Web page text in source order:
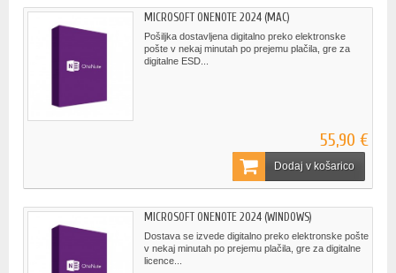
MICROSOFT ONENOTE 2024 (MAC)
Pošiljka dostavljena digitalno preko elektronske
pošte v nekaj minutah po prejemu plačila, gre za
digitalne ESD...
55,90 €
Dodaj v košarico
MICROSOFT ONENOTE 2024 (WINDOWS)
Dostava se izvede digitalno preko elektronske pošte
v nekaj minutah po prejemu plačila, gre za digitalne
licence...